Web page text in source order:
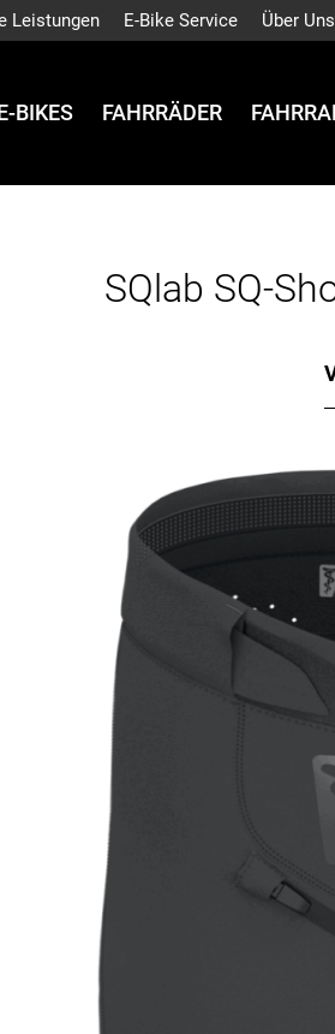
Leistungen E-Bike Service Über Uns
BIKES FAHRRÄDER
SQlab SQ-